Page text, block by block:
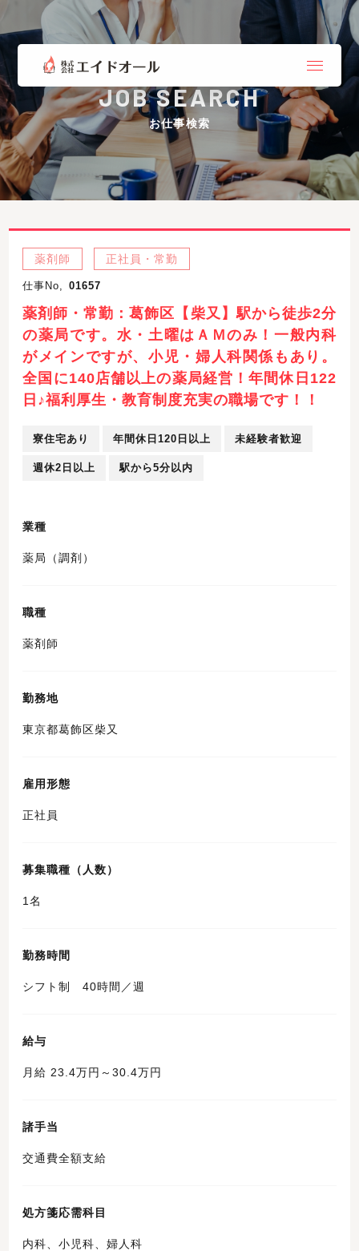
JOB SEARCH
お仕事検索
薬剤師 正社員・常勤
仕事No, 01657
薬剤師・常勤：葛飾区【柴又】駅から徒歩2分
の薬局です。水・土曜はＡＭのみ！一般内科
がメインですが、小児・婦人科関係もあり。
全国に140店舗以上の薬局経営！年間休日122
日♪福利厚生・教育制度充実の職場です！！
寮住宅あり 年間休日120日以上 未経験者歓迎
週休2日以上 駅から5分以内
業種
薬局（調剤）
職種
薬剤師
勤務地
東京都葛飾区柴又
雇用形態
正社員
募集職種（人数）
1名
勤務時間
シフト制 40時間／週
給与
月給 23.4万円～30.4万円
諸手当
交通費全額支給
処方箋応需科目
内科、小児科、婦人科